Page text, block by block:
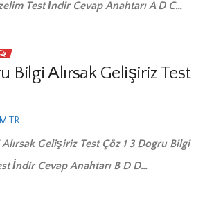
Test İndir Cevap Anahtarı A D C…
Bilgi Alırsak Gelişiriz Test
Alırsak Gelişiriz Test Çöz 1 3 Dogru Bilgi
İndir Cevap Anahtarı B D D…